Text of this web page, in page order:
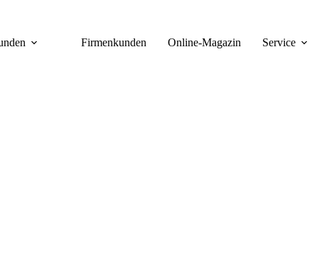
Firmenkunden Online-Magazin Service